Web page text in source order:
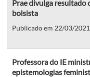
Prae divulga resultado
bolsista
Publicado em 22/03/
Professora do IE
epistemologias